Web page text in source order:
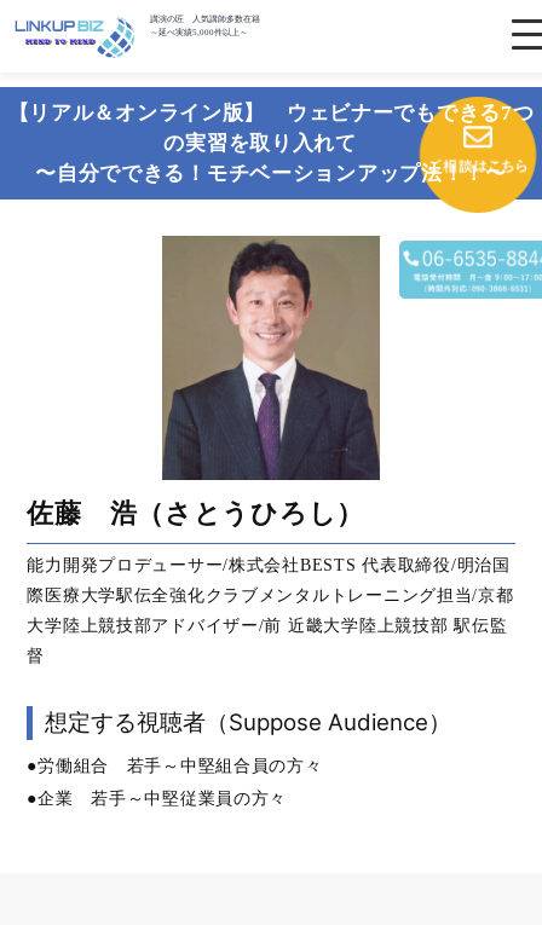
講演の匠 人気講師多数在籍
～延べ実績5,000件以上～
【リアル＆オンライン版】 ウェビナーでもできる7つ
の実習を取り入れて
〜自分でできる！モチベーションアップ法！！〜
佐藤 浩（さとうひろし）
能力開発プロデューサー/株式会社BESTS 代表取締役/明治国
際医療大学駅伝全強化クラブメンタルトレーニング担当/京都
大学陸上競技部アドバイザー/前 近畿大学陸上競技部 駅伝監
督
想定する視聴者（Suppose Audience）
●労働組合 若手～中堅組合員の方々
●企業 若手～中堅従業員の方々